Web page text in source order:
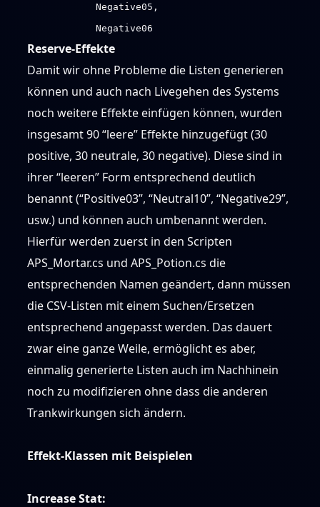
Negative05,
Negative06
Reserve-Effekte
Damit wir ohne Probleme die Listen generieren
können und auch nach Livegehen des Systems
noch weitere Effekte einfügen können, wurden
insgesamt 90 “leere” Effekte hinzugefügt (30
positive, 30 neutrale, 30 negative). Diese sind in
ihrer “leeren” Form entsprechend deutlich
benannt (“Positive03”, “Neutral10”, “Negative29”,
usw.) und können auch umbenannt werden.
Hierfür werden zuerst in den Scripten
APS_Mortar.cs und APS_Potion.cs die
entsprechenden Namen geändert, dann müssen
die CSV-Listen mit einem Suchen/Ersetzen
entsprechend angepasst werden. Das dauert
zwar eine ganze Weile, ermöglicht es aber,
einmalig generierte Listen auch im Nachhinein
noch zu modifizieren ohne dass die anderen
Trankwirkungen sich ändern.
Effekt-Klassen mit Beispielen
Increase Stat: